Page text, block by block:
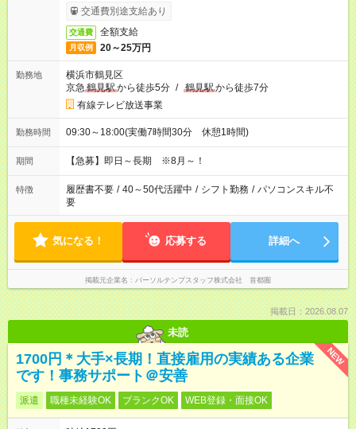
交通費別途支給あり
交通費 全額支給
月収例 20～25万円
勤務地
横浜市鶴見区
京急 鶴見駅から徒歩5分 / 鶴見駅から徒歩7分
有線テレビ放送事業
勤務時間 09:30～18:00(実働7時間30分 休憩1時間)
期間 【急募】即日～長期 ※8月～！
特徴 履歴書不要 / 40～50代活躍中 / シフト勤務 / パソコンスキル不
要
気になる！ 応募する 詳細へ
掲載元企業名 パーソルテンプスタッフ株式会社 首都圏
掲載日：2026.08.07
未読
NEW
1700円＊大手×長期！直接雇用の実績ある企業
です！事務サポート＠安善
派遣 職種未経験OK ブランクOK WEB登録・面接OK